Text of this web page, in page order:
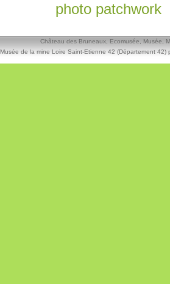
photo patchwork
Château des Bruneaux, Ecomusée, Musée,
Musée de la mine Loire Saint-Etienne 42 (Département